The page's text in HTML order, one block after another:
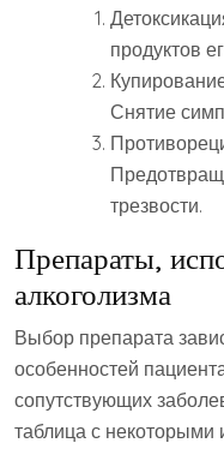
продуктов
Снятие
трезвости.
Препараты,
алкоголизма
Выбор препарата
особенностей
сопутствующих
таблица с некоторыми